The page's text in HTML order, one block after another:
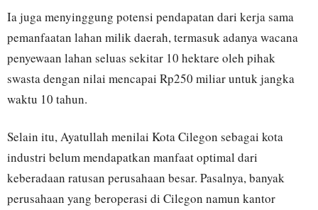
Ia juga menyinggung potensi pendapatan dari kerja sama
pemanfaatan lahan milik daerah, termasuk adanya wacana
penyewaan lahan seluas sekitar 10 hektare oleh pihak
swasta dengan nilai mencapai Rp250 miliar untuk jangka
waktu 10 tahun.
Selain itu, Ayatullah menilai Kota Cilegon sebagai kota
industri belum mendapatkan manfaat optimal dari
keberadaan ratusan perusahaan besar. Pasalnya, banyak
perusahaan yang beroperasi di Cilegon namun kantor